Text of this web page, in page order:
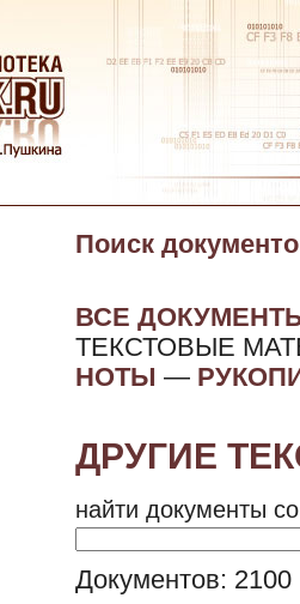
Поиск
ВСЕ
ТЕКСТОВЫЕ
НОТЫ —
ДРУГИЕ
найти документы
Документов: 2100